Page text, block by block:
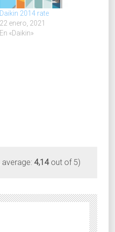
Daikin 2014 rate
22 enero, 2021
En «Daikin»
4,14out of 5)